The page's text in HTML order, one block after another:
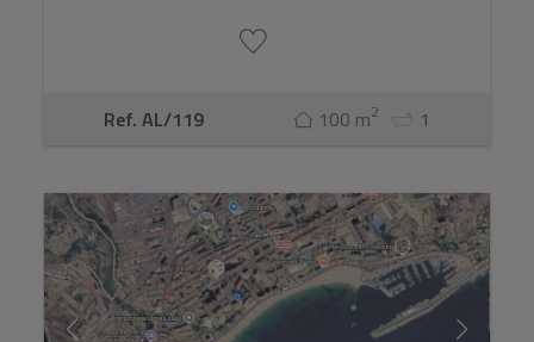
Ref. AL/119 100 m2 1